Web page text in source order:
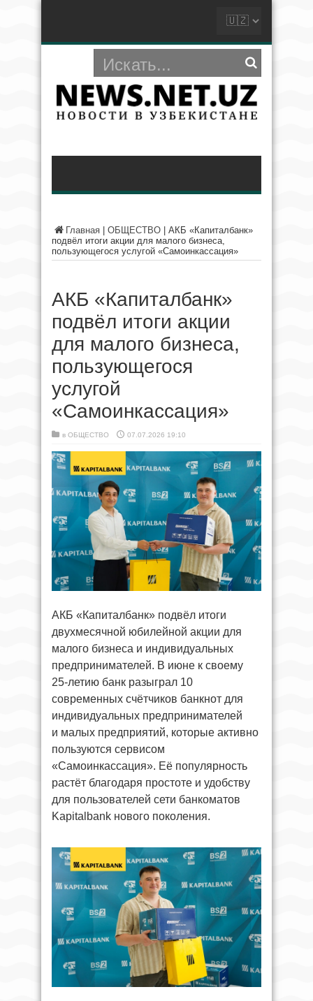
Главная ОБЩЕСТВО
АКБ «Капиталбанк»
подвёл итоги акции для малого бизнеса,
пользующегося услугой «Самоинкассация»
АКБ «Капиталбанк»
подвёл итоги акции
для малого бизнеса,
пользующегося
услугой
«Самоинкассация»
в ОБЩЕСТВО 07.07.2026 19:10
АКБ «Капиталбанк» подвёл итоги
двухмесячной юбилейной акции для
малого бизнеса и индивидуальных
предпринимателей. В июне к своему
25-летию банк разыграл 10
современных счётчиков банкнот для
индивидуальных предпринимателей
и малых предприятий, которые активно
пользуются сервисом
«Самоинкассация». Её популярность
растёт благодаря простоте и удобству
для пользователей сети банкоматов
Kapitalbank нового поколения.